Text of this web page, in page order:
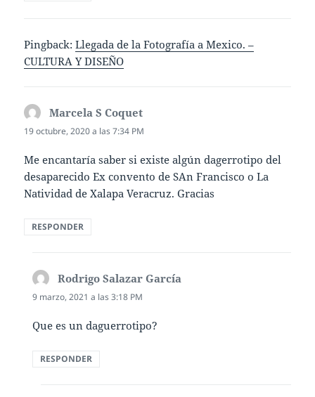
Pingback:Llegada de la Fotografía a Mexico. –
CULTURA Y DISEÑO
Marcela S Coquet
19 octubre, 2020 a las 7:34 PM
Me encantaría saber si existe algún dagerrotipo del
desaparecido Ex convento de SAn Francisco o La
Natividad de Xalapa Veracruz. Gracias
RESPONDER
Rodrigo Salazar García
9 marzo, 2021 a las 3:18 PM
Que es un daguerrotipo?
RESPONDER